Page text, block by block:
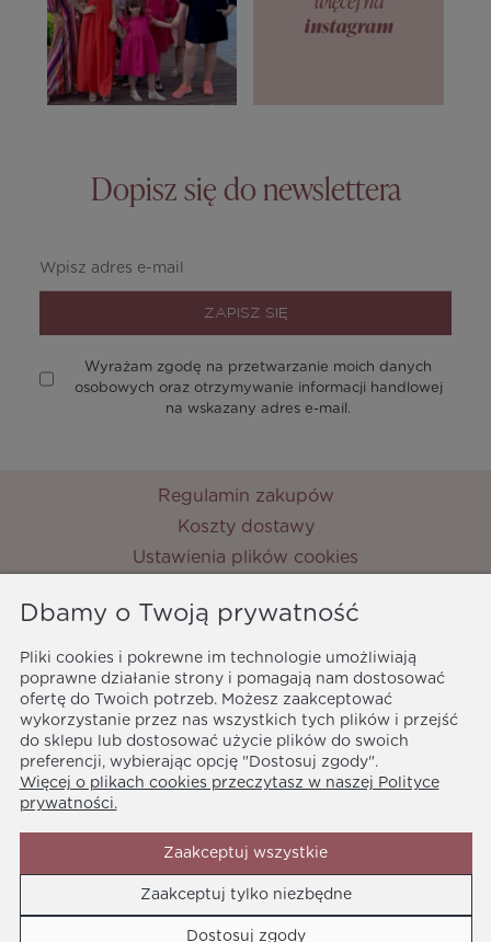
Dopisz się do newslettera
ZAPISZ SIĘ
Wyrażam zgodę na przetwarzanie moich danych
osobowych oraz otrzymywanie informacji handlowej
na wskazany adres e-mail.
Regulamin zakupów
Koszty dostawy
Ustawienia plików cookies
Metody płatności
Ochrona danych osobowych
Polityka prywatności
MyPrincess
ul. Nocznickiego 33
01-918 Warszawa
Media społecznościowe
Dbamy o Twoją prywatność
Pliki cookies i pokrewne im technologie umożliwiają
poprawne działanie strony i pomagają nam dostosować
ofertę do Twoich potrzeb. Możesz zaakceptować
wykorzystanie przez nas wszystkich tych plików i przejść
do sklepu lub dostosować użycie plików do swoich
preferencji, wybierając opcję "Dostosuj zgody".
Więcej o plikach cookies przeczytasz w naszej Polityce
prywatności.
Zaakceptuj tylko niezbędne
Dostosuj zgody
Zaakceptuj wszystkie